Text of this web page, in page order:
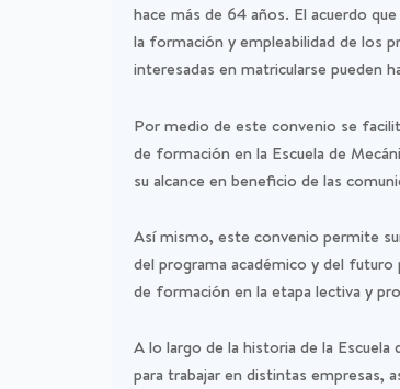
hace más de 64 años. El acuerdo
la formación y empleabilidad de los
interesadas en matricularse pueden
Por medio de este convenio se
de formación en la Escuela de
su alcance en beneficio de las
Así mismo, este convenio permite
del programa académico y del
de formación en la etapa lectiva y
A lo largo de la historia de la
para trabajar en distintas empresas,